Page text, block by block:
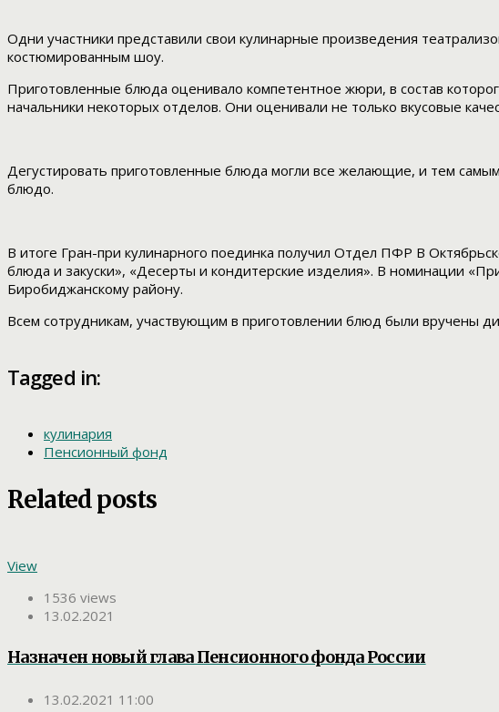
Одни участники представили свои кулинарные произведения
костюмированным шоу.
Приготовленные блюда оценивало компетентное жюри, в состав
начальники некоторых отделов. Они оценивали не только вкусовые
Дегустировать приготовленные блюда могли все желающие, и тем
блюдо.
В итоге Гран-при кулинарного поединка получил Отдел ПФР В
блюда и закуски», «Десерты и кондитерские изделия». В номинации
Биробиджанскому району.
Всем сотрудникам, участвующим в приготовлении блюд были вручены
Tagged in:
кулинария
Пенсионный фонд
Related posts
View
1536 views
13.02.2021
Назначен новый глава Пенсионного фонда России
13.02.2021 11:00